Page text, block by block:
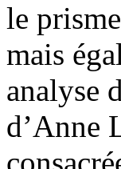
le
mais
analyse
d’Anne